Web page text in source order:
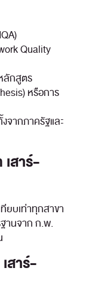
Quality
ลักสูตร
หรือการ
จากภาครัฐและ
สาร์-
ยบเท่าทุกสาขา
านจาก ก.พ.
สาร์-